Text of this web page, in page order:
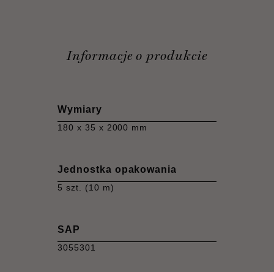
Informacje o produkcie
Wymiary
180 x 35 x 2000 mm
Jednostka opakowania
5 szt. (10 m)
SAP
3055301